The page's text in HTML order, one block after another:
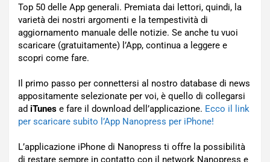
Top 50 delle App generali. Premiata dai lettori, quindi, la
varietà dei nostri argomenti e la tempestività di
aggiornamento manuale delle notizie. Se anche tu vuoi
scaricare (gratuitamente) l’App, continua a leggere e
scopri come fare.
Il primo passo per connettersi al nostro database di news
appositamente selezionate per voi, è quello di collegarsi
ad iTunes e fare il download dell’applicazione. Ecco il link
per scaricare subito l’App Nanopress per iPhone!
L’applicazione iPhone di Nanopress ti offre la possibilità
di restare sempre in contatto con il network Nanopress e